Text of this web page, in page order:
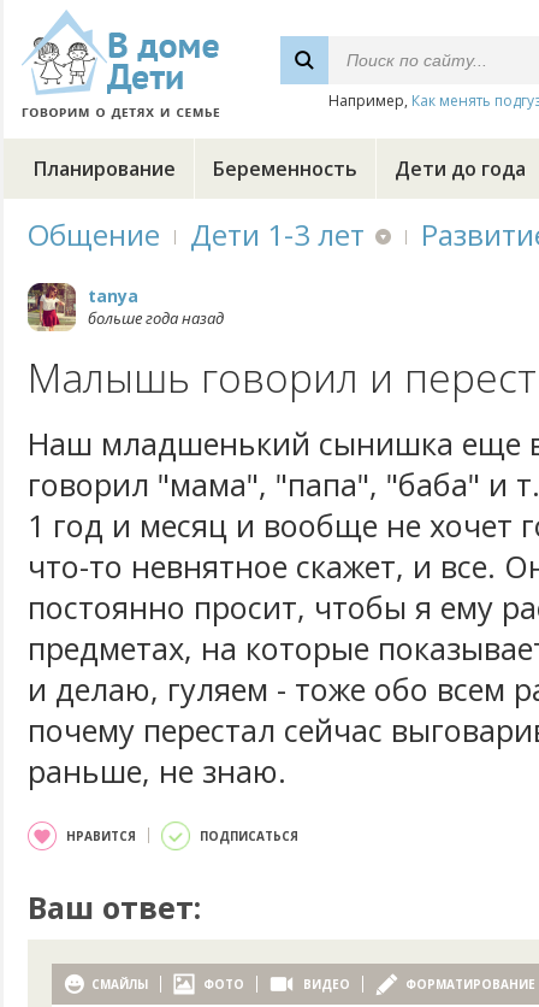
Например, Как менять
Планирование Беременность Дети до года
Общение Дети 1-3 лет
tanya
больше года назад
Малышь говорил и
Наш младшенький сынишка еще
говорил "мама", "папа", "баба" и
1 год и месяц и вообще не хочет
что-то невнятное скажет, и все.
постоянно просит, чтобы я ему
предметах, на которые
и делаю, гуляем - тоже обо всем
почему перестал сейчас
раньше, не знаю.
НРАВИТСЯ ПОДПИСАТЬСЯ
Ваш ответ:
СМАЙЛЫ ФОТО ВИДЕО ФОРМАТИРОВАНИЕ